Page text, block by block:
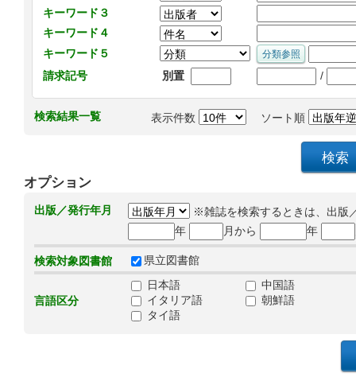
キーワード３
キーワード４
キーワード５
請求記号
別置 /
検索結果一覧 表示件数 ソート順
オプション
出版／発行年月
※雑誌を検索するときは、出版
年
月から 年
検索対象図書館 県立図書館
言語区分
日本語
中国語
イタリア語
朝鮮語
タイ語